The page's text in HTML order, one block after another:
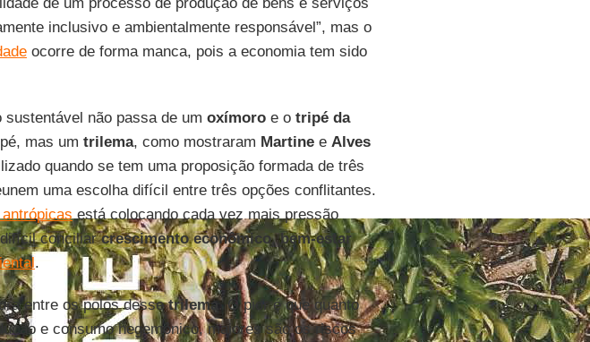
inclusivo e ambientalmente responsável”, mas o
ocorre de forma manca, pois a economia tem sido
não passa de um oxímoroe o tripé da
mas um trilema, como mostraram Martinee Alves
quando se tem uma proposição formada de três
uma escolha difícil entre três opções conflitantes.
está colocando cada vez mais pressão
difícil conciliarcrescimento econômico,bem-estar
.
entre os polos dessetrilema. O pior é que quanto
e consumo hegemônico, maiores são os riscos